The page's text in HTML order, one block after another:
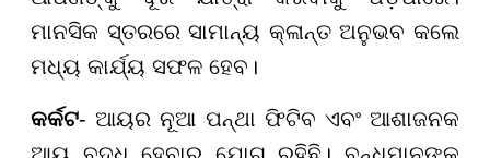
ମାନସିକ ସ୍ତରରେ ସାମାନ୍ୟ କ୍ଳାନ୍ତ ଅନୁଭବ କଲେ
ମଧ୍ୟ କାର୍ଯ୍ୟ ସଫଳ ହେବ।
କର୍କଟ- ଆୟର ନୂଆ ପନ୍ଥା ଫିଟିବ ଏବଂ ଆଶାଜନକ